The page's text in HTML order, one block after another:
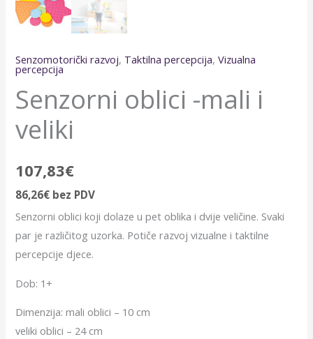
Senzomotorički razvoj, Taktilna percepcija,Vizualna
percepcija
Senzorni oblici -mali i
veliki
107,83€
86,26€ bez PDV
Senzorni oblici koji dolaze u pet oblika i dvije veličine. Svaki
par je različitog uzorka. Potiče razvoj vizualne i taktilne
percepcije djece.
Dob: 1+
Dimenzija: mali oblici – 10 cm
veliki oblici – 24 cm